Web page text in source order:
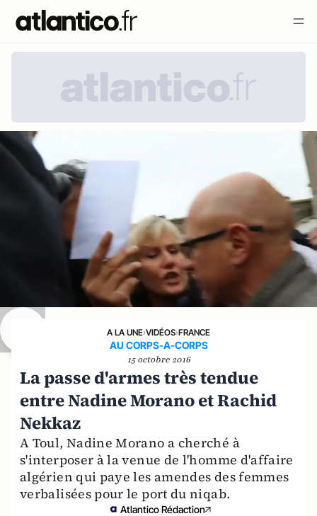
A LA UNE›VIDÉOS›FRANCE
AU CORPS-A-CORPS
15 octobre 2016
La passe d'armes très tendue
entre Nadine Morano et Rachid
Nekkaz
A Toul, Nadine Morano a cherché à
s'interposer à la venue de l'homme d'affaire
algérien qui paye les amendes des femmes
verbalisées pour le port du niqab.
Atlantico Rédaction